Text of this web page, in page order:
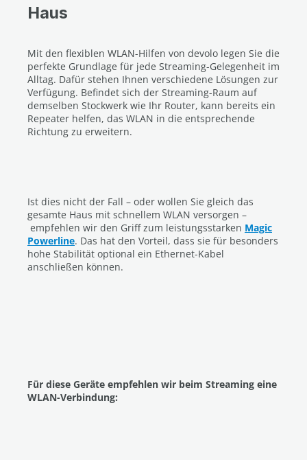
Haus
Mit den flexiblen WLAN-Hilfen von devolo legen Sie die
perfekte Grundlage für jede Streaming-Gelegenheit im
Alltag. Dafür stehen Ihnen verschiedene Lösungen zur
Verfügung. Befindet sich der Streaming-Raum auf
demselben Stockwerk wie Ihr Router, kann bereits ein
Repeater helfen, das WLAN in die entsprechende
Richtung zu erweitern.
Ist dies nicht der Fall – oder wollen Sie gleich das
gesamte Haus mit schnellem WLAN versorgen –
empfehlen wir den Griff zum leistungsstarken Magic
Powerline. Das hat den Vorteil, dass sie für besonders
hohe Stabilität optional ein Ethernet-Kabel
anschließen können.
Für diese Geräte empfehlen wir beim Streaming eine
WLAN-Verbindung: